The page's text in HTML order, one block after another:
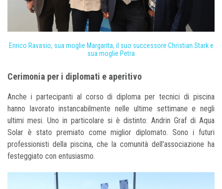
Enrico Ravasio, sua moglie Margarita, il suo successore Christian Stark e
sua moglie Petra
Cerimonia per i diplomati e aperitivo
Anche i partecipanti al corso di diploma per tecnici di piscina
hanno lavorato instancabilmente nelle ultime settimane e negli
ultimi mesi. Uno in particolare si è distinto: Andrin Graf di Aqua
Solar è stato premiato come miglior diplomato. Sono i futuri
professionisti della piscina, che la comunità dell'associazione ha
festeggiato con entusiasmo.